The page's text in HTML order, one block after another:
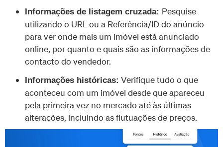
Informações de listagem cruzada: Pesquise
utilizando o URL ou a Referência/ID do anúncio
para ver onde mais um imóvel está anunciado
online, por quanto e quais são as informações de
contacto do vendedor.
Informações históricas: Verifique tudo o que
aconteceu com um imóvel desde que apareceu
pela primeira vez no mercado até às últimas
alterações, incluindo as flutuações de preços.